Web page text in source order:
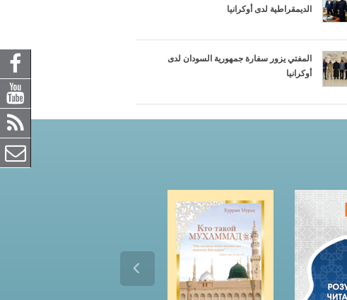
الديمقراطية لدى أوكرانيا
المفتي يزور سفارة جمهورية السودان لدى
أوكرانيا